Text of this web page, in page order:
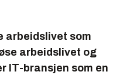
arbeidslivet som
arbeidslivet og
IT-bransjen som en